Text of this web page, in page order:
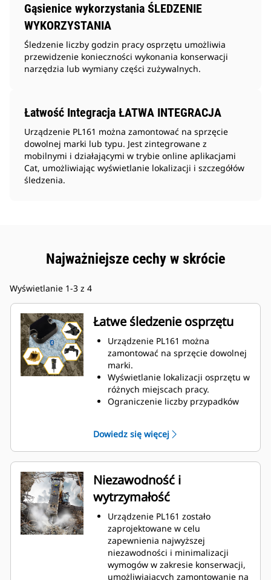
Gąsienice wykorzystania ŚLEDZENIE
WYKORZYSTANIA
Śledzenie liczby godzin pracy osprzętu umożliwia
przewidzenie konieczności wykonania konserwacji
narzędzia lub wymiany części zużywalnych.
Łatwość Integracja ŁATWA INTEGRACJA
Urządzenie PL161 można zamontować na sprzęcie
dowolnej marki lub typu. Jest zintegrowane z
mobilnymi i działającymi w trybie online aplikacjami
Cat, umożliwiając wyświetlanie lokalizacji i szczegółów
śledzenia.
Najważniejsze cechy w skrócie
Wyświetlanie 1-3 z 4
Łatwe śledzenie osprzętu
Urządzenie PL161 można
zamontować na sprzęcie dowolnej
marki.
Wyświetlanie lokalizacji osprzętu w
różnych miejscach pracy.
Ograniczenie liczby przypadków
granic miejsca pracy.
Śledzenie liczby godzin osprzętu
umożliwia przewidzenie
konieczności wykonania wymiany
części zużywalnych bądź samego
osprzętu.
Kompaktowe wymiary urządzenia
PL161 umożliwiają gromadzenie
danych na temat osprzętu bez
zakłócania wykonywanej przez
niego pracy.
Podgląd i śledzenie osprzętu w
Dowiedz się więcej
Niezawodność i
wytrzymałość
Urządzenie PL161 zostało
zaprojektowane w celu
zapewnienia najwyższej
niezawodności i minimalizacji
wymogów w zakresie konserwacji,
umożliwiających zamontowanie na